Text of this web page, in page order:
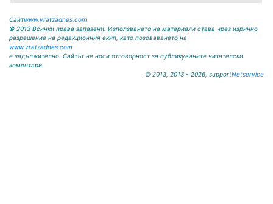
Сайтwww.vratzadnes.com
© 2013 Всички права запазени. Използването на материали става чрез изрично
разрешение на редакционния екип, като позоваването на
www.vratzadnes.com
е задължително. Сайтът не носи отговорност за публикуваните читателски
коментари.
© 2013, 2013 - 2026, supportNetservice